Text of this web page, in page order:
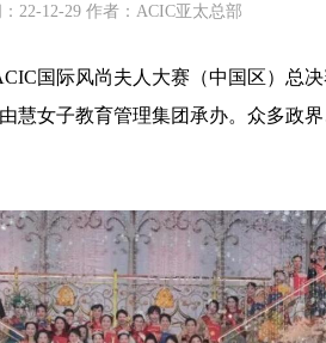
22-12-29 作者：ACIC亚太总部
国际风尚夫人大赛（中国区）总
慧女子教育管理集团承办。众多政